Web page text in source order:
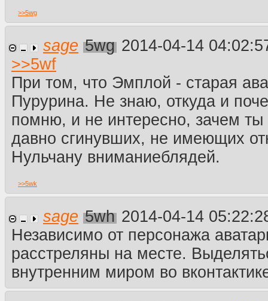
>>5wg
sage 5wg 2014-04-14
>>5wf
При том, что Эмплой - старая
Пурурина. Не знаю, откуда и
помню, и не интересно, зачем
давно сгинувших, не имеющих
Нульчану вниманиеблядей.
>>5wk
sage 5wh 2014-04-14
Независимо от персонажа
расстреляны на месте.
внутренним миром во